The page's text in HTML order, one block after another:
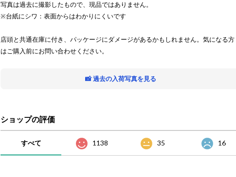
写真は過去に撮影したもので、現品ではありません。
※台紙にシワ：表面からはわかりにくいです
店頭と共通在庫に付き、パッケージにダメージがあるかもしれません。気になる方
はご購入前にお問い合わせください。
📸 過去の入荷写真を見る
ショップの評価
すべて 1138 35 16